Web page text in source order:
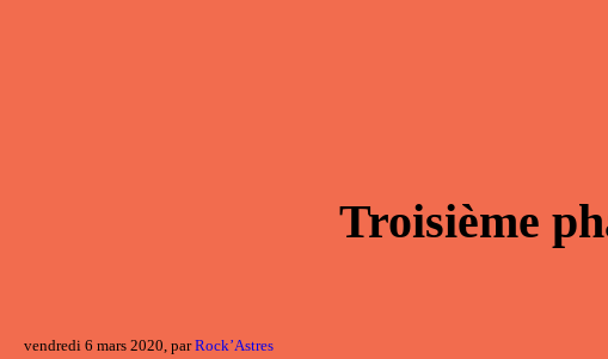
Troisième
vendredi 6 mars 2020, parRock’Astres